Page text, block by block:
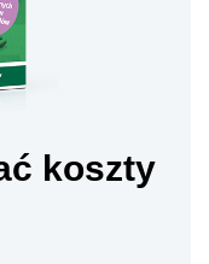
koszty